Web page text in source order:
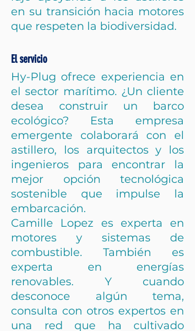
en su transición hacia motores
que respeten la biodiversidad.
El servicio
Hy-Plug ofrece experiencia en
el sector marítimo. ¿Un cliente
desea construir un barco
ecológico? Esta empresa
emergente colaborará con el
astillero, los arquitectos y los
ingenieros para encontrar la
mejor opción tecnológica
sostenible que impulse la
embarcación.
Camille Lopez es experta en
motores y sistemas de
combustible. También es
experta en energías
renovables. Y cuando
desconoce algún tema,
consulta con otros expertos en
una red que ha cultivado